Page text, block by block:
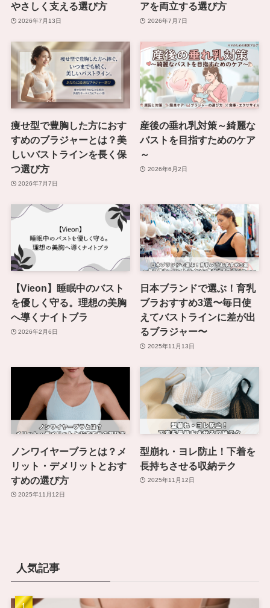
やさしく支える選び方
2026年7月13日
アを両立する選び方
2026年7月7日
痩せ型で豊胸した方におす
すめのブラジャーとは？美
しいバストラインを長く保
つ選び方
2026年7月7日
産後の垂れ乳対策～綺麗な
バストを目指すためのケア
～
2026年6月2日
【Vieon】睡眠中のバスト
を優しく守る。理想の美胸
へ導くナイトブラ
2026年2月6日
日本ブランドで選ぶ！育乳
ブラおすすめ3選〜毎日使
えてバストラインに差が出
るブラジャー〜
2025年11月13日
ノンワイヤーブラとは？メ
リット・デメリットとおす
すめの選び方
2025年11月12日
型崩れ・ヨレ防止！下着を
長持ちさせる収納テク
2025年11月12日
人気記事